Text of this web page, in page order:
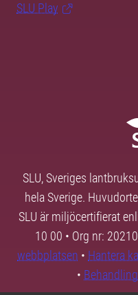
SLU Play
SLU, Sveriges
hela Sverige.
SLU är miljöcertifierat
10 00 • Org nr:
webbplatsen • Hantera
•